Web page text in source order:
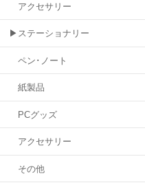
アクセサリー
▶ステーショナリー
ペン･ノート
紙製品
PCグッズ
アクセサリー
その他